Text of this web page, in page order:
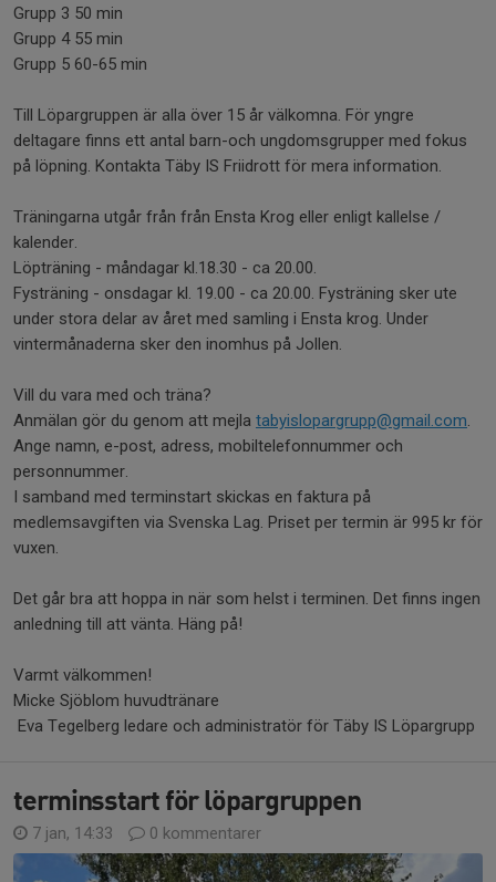
Grupp 3 50 min
Grupp 4 55 min
Grupp 5 60-65 min
Till Löpargruppen är alla över 15 år välkomna. För yngre
deltagare finns ett antal barn-och ungdomsgrupper med fokus
på löpning. Kontakta Täby IS Friidrott för mera information.
Träningarna utgår från från Ensta Krog eller enligt kallelse /
kalender.
Löpträning - måndagar kl.18.30 - ca 20.00.
Fysträning - onsdagar kl. 19.00 - ca 20.00. Fysträning sker ute
under stora delar av året med samling i Ensta krog. Under
vintermånaderna sker den inomhus på Jollen.
Vill du vara med och träna?
Anmälan gör du genom att mejla tabyislopargrupp@gmail.com.
Ange namn, e-post, adress, mobiltelefonnummer och
personnummer.
I samband med terminstart skickas en faktura på
medlemsavgiften via Svenska Lag. Priset per termin är 995 kr för
vuxen.
Det går bra att hoppa in när som helst i terminen. Det finns ingen
anledning till att vänta. Häng på!
Varmt välkommen!
Micke Sjöblom huvudtränare
Eva Tegelberg ledare och administratör för Täby IS Löpargrupp
terminsstart för löpargruppen
7 jan, 14:33 0 kommentarer